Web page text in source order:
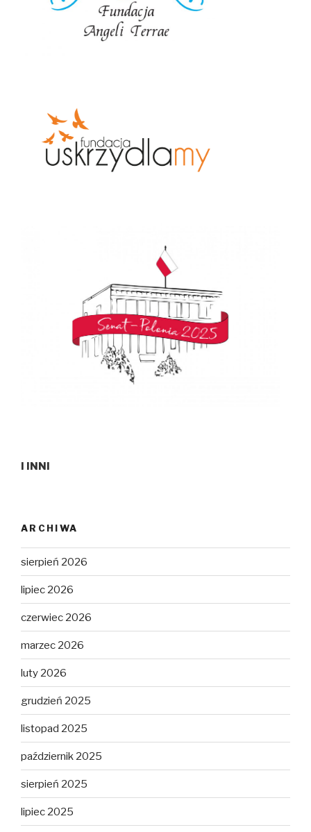
I INNI
ARCHIWA
sierpień 2026
lipiec 2026
czerwiec 2026
marzec 2026
luty 2026
grudzień 2025
listopad 2025
październik 2025
sierpień 2025
lipiec 2025